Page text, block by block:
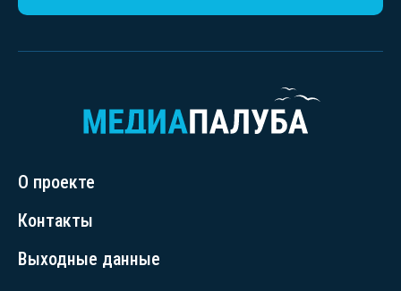
О проекте
Контакты
Выходные данные